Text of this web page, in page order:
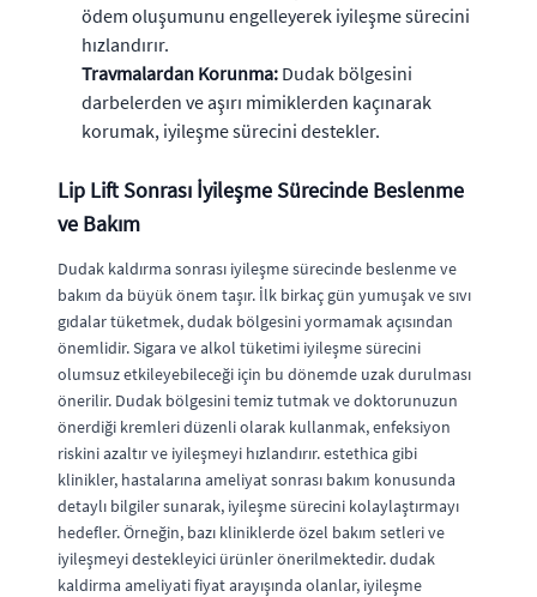
ödem oluşumunu engelleyerek iyileşme sürecini
hızlandırır.
Travmalardan Korunma: Dudak bölgesini
darbelerden ve aşırı mimiklerden kaçınarak
korumak, iyileşme sürecini destekler.
Lip Lift Sonrası İyileşme Sürecinde Beslenme
ve Bakım
Dudak kaldırma sonrası iyileşme sürecinde beslenme ve
bakım da büyük önem taşır. İlk birkaç gün yumuşak ve sıvı
gıdalar tüketmek, dudak bölgesini yormamak açısından
önemlidir. Sigara ve alkol tüketimi iyileşme sürecini
olumsuz etkileyebileceği için bu dönemde uzak durulması
önerilir. Dudak bölgesini temiz tutmak ve doktorunuzun
önerdiği kremleri düzenli olarak kullanmak, enfeksiyon
riskini azaltır ve iyileşmeyi hızlandırır. estethica gibi
klinikler, hastalarına ameliyat sonrası bakım konusunda
detaylı bilgiler sunarak, iyileşme sürecini kolaylaştırmayı
hedefler. Örneğin, bazı kliniklerde özel bakım setleri ve
iyileşmeyi destekleyici ürünler önerilmektedir. dudak
kaldirma ameliyati fiyat arayışında olanlar, iyileşme